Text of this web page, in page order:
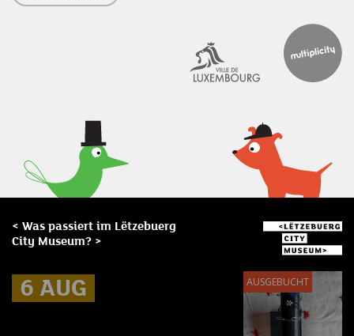
< Was passiert im Lëtzebuerg
City Museum? >
6 AUG
6 AUG
6 AUG AUSGEBUCHT